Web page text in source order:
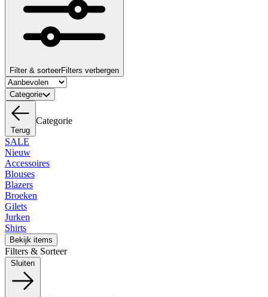
Filter & sorteerFilters verbergen
Categorie
Terug
Categorie
SALE
Nieuw
Accessoires
Blouses
Blazers
Broeken
Gilets
Jurken
Shirts
Bekijk items
Filters & Sorteer